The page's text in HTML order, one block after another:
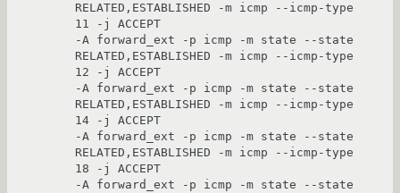
RELATED,ESTABLISHED -m icmp --icmp-type
11 -j ACCEPT
-A forward_ext -p icmp -m state --state
RELATED,ESTABLISHED -m icmp --icmp-type
12 -j ACCEPT
-A forward_ext -p icmp -m state --state
RELATED,ESTABLISHED -m icmp --icmp-type
14 -j ACCEPT
-A forward_ext -p icmp -m state --state
RELATED,ESTABLISHED -m icmp --icmp-type
18 -j ACCEPT
-A forward_ext -p icmp -m state --state